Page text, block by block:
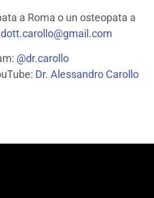
a Roma o un osteopata a
dott.carollo@gmail.com
@dr.carollo
Dr. Alessandro Carollo